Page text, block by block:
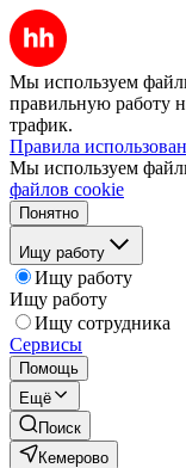
Мы используем
правильную работу
трафик.
Правила
Мы используем
файлов cookie
Понятно
Ищу работу
Ищу работу
Ищу работу
Ищу сотрудника
Сервисы
Помощь
Ещё
Поиск
Кемерово